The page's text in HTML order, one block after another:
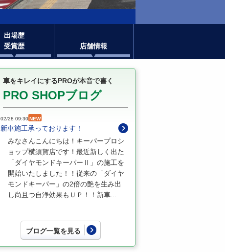
出場歴
受賞歴
店舗情報
車をキレイにするPROが本音で書く
PRO SHOPブログ
02/28 09:30 NEW
新車施工承っております！
みなさんこんにちは！キーパープロシ
ョップ横須賀店です！最近新しく出た
「ダイヤモンドキーパーⅡ」の施工を
開始いたしました！！従来の「ダイヤ
モンドキーパー」の2倍の艶を生み出
し尚且つ自浄効果もＵＰ！！新車...
ブログ一覧を見る